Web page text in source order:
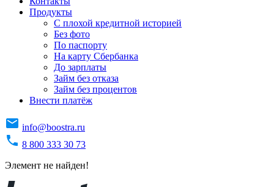
Продукты
C плохой кредитной историей
Без фото
По паспорту
На карту Сбербанка
До зарплаты
Займ без отказа
Займ без процентов
Внести платёж
info@boostra.ru
8 800 333 30 73
Элемент не найден!